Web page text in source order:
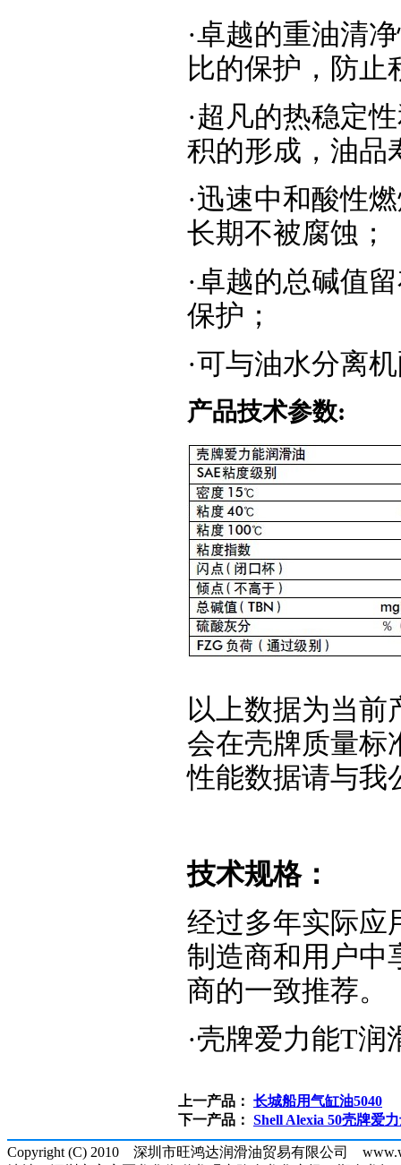
·卓越的重油清
比的保护，防止
·超凡的热稳定
积的形成，油品
·迅速中和酸性
长期不被腐蚀；
·卓越的总碱值
保护；
·可与油水分离
产品技术参数:
以上数据为当
会在壳牌质量标
性能数据请与我
技术规格：
经过多年实际应
制造商和用户中
商的一致推荐。
·壳牌爱力能T
上一产品： 长城船用气缸油5040
下一产品： Shell Alexia 50壳牌爱
Copyright (C) 2010 深圳市旺鸿达润滑油贸易有限公司